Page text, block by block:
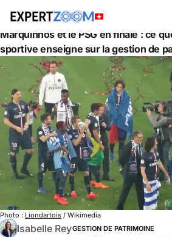
Actualités
Gestion de Patrimoine
Marquinhos et le PSG en finale : ce
sportive enseigne sur la gestion de
Photo : Liondartois / Wikimedia
Isabelle ReyGESTION DE PATRIMOINE